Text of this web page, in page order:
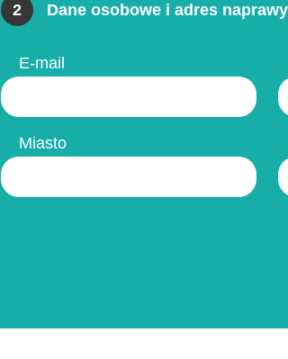
2 Dane osobowe i adres naprawy
E-mail
Miasto